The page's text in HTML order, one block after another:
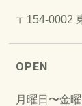
〒154-0002
OPEN
月曜日〜金